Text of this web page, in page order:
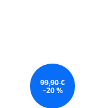
99,90 €
–20 %